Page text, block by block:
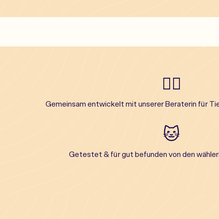
👩‍⚕️
Gemeinsam entwickelt mit unserer Beraterin für
🐱
Getestet & für gut befunden von den